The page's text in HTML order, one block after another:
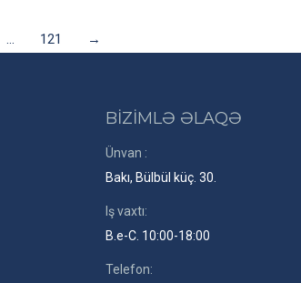
121 →
BİZİMLƏ ƏLAQƏ
Ünvan :
Bakı, Bülbül küç. 30.
Iş vaxtı:
B.e-C. 10:00-18:00
Telefon: